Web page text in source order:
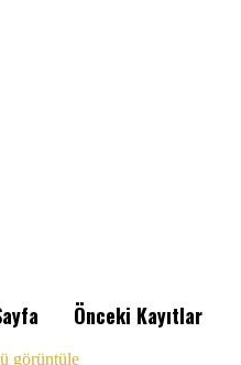
Önceki Kayıtlar
görüntüle